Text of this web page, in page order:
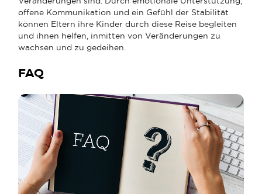
offene Kommunikation und ein Gefühl der Stabilität
können Eltern ihre Kinder durch diese Reise begleiten
und ihnen helfen, inmitten von Veränderungen zu
wachsen und zu gedeihen.
FAQ